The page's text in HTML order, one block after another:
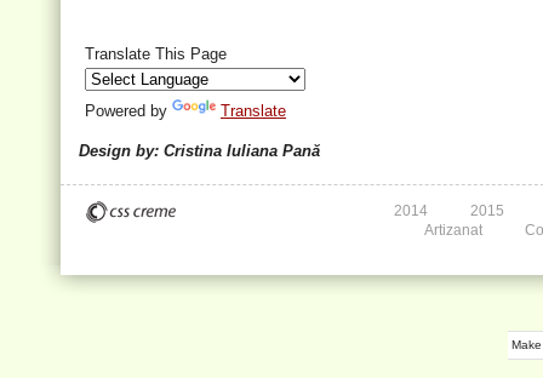
Translate This Page
Powered by Translate
Design by: Cristina Iuliana Pană
2015
2014
Artizanat